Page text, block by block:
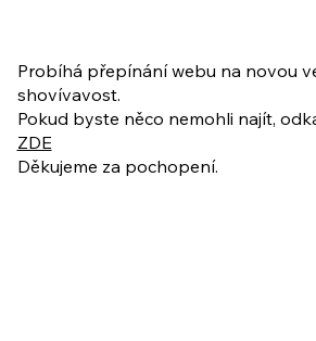
ukázkové lekce
Probíhá přepínání webu na novou
shovívavost.
Pokud byste něco nemohli najít,
ZDE
Děkujeme za pochopení.